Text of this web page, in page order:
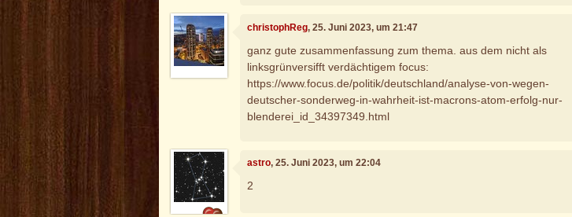
christophReg, 25. Juni 2023, um 21:47
ganz gute zusammenfassung zum thema. aus dem nicht als
linksgrünversifft verdächtigem focus:
https://www.focus.de/politik/deutschland/analyse-von-wegen-
deutscher-sonderweg-in-wahrheit-ist-macrons-atom-erfolg-nur-
blenderei_id_34397349.html
astro, 25. Juni 2023, um 22:04
2